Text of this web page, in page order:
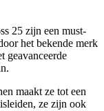
25 zijn een must-
het bekende merk
geavanceerde
maakt ze tot een
ze zijn ook